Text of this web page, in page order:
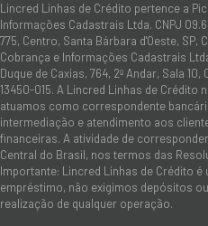
Lincred Linhas de Crédito pertence a
Informações Cadastrais Ltda. CNPJ
775, Centro, Santa Bárbara d'Oeste, SP,
Cobrança e Informações Cadastrais
Duque de Caxias, 764, 2º Andar, Sala
13450-015. A Lincred Linhas de Crédito
atuamos como correspondente
intermediação e atendimento aos
financeiras. A atividade de
Central do Brasil, nos termos das
Importante: Lincred Linhas de Crédito
empréstimo, não exigimos depósitos
realização de qualquer operação.